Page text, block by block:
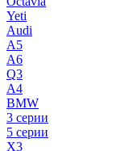
Yeti
Audi
A5
A6
Q3
A4
BMW
3 серии
5 серии
X3